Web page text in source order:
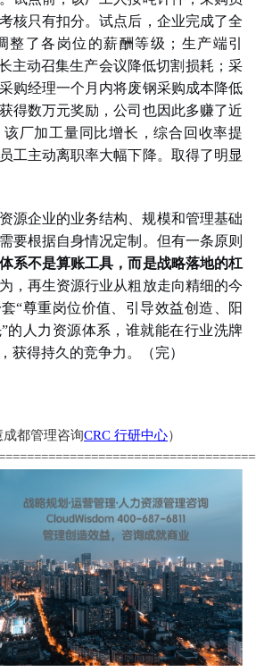
核只有扣分。试点后，企业完成了全
整了各岗位的薪酬等级；生产端引
主动召集生产会议降低切割损耗；采
购经理一个月内将废钢采购成本降低
得数万元奖励，公司也因此多赚了近
厂加工量同比增长，综合回收率提
工主动离职率大幅下降。 取得了明显
源企业的业务结构、规模和管理基础
要根据自身情况定制 。但有一条原则
系不是算账工具，而是战略落地的杠
， 再生资源行业从粗放走向精细的今
“尊重岗位价值、引导效益创造、阳
的人力资源体系，谁就能在行业洗牌
获得持久的竞争力。
（完）
成都管理咨询CRC 行研中心）